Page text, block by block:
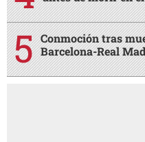
Conmoción tras
Barcelona-Real